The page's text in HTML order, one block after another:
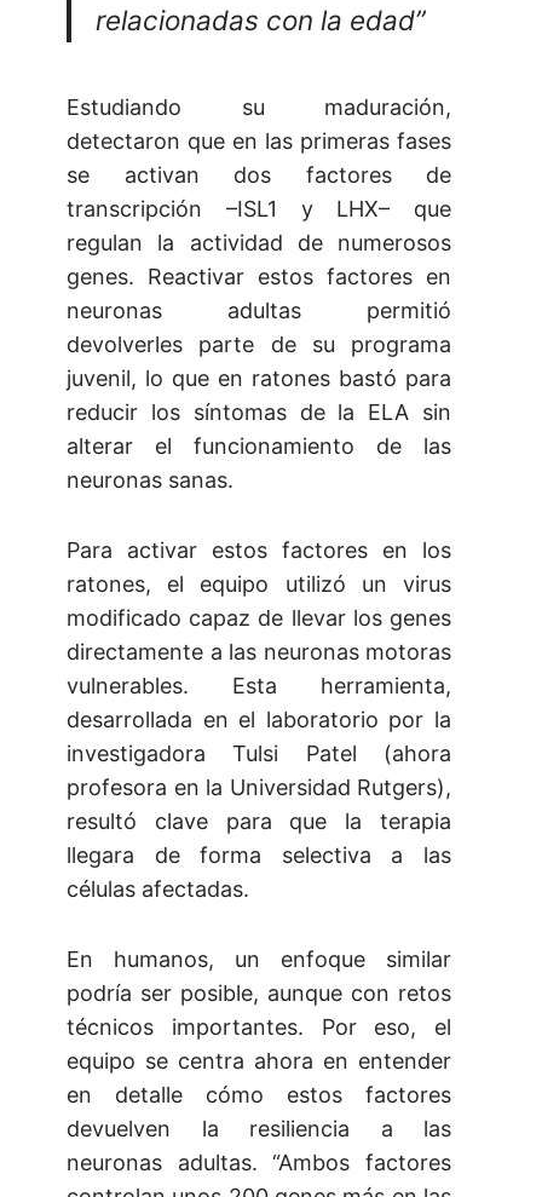
relacionadas con la edad”
Estudiando su maduración,
detectaron que en las primeras fases
se activan dos factores de
transcripción –ISL1 y LHX– que
regulan la actividad de numerosos
genes. Reactivar estos factores en
neuronas adultas permitió
devolverles parte de su programa
juvenil, lo que en ratones bastó para
reducir los síntomas de la ELA sin
alterar el funcionamiento de las
neuronas sanas.
Para activar estos factores en los
ratones, el equipo utilizó un virus
modificado capaz de llevar los genes
directamente a las neuronas motoras
vulnerables. Esta herramienta,
desarrollada en el laboratorio por la
investigadora Tulsi Patel (ahora
profesora en la Universidad Rutgers),
resultó clave para que la terapia
llegara de forma selectiva a las
células afectadas.
En humanos, un enfoque similar
podría ser posible, aunque con retos
técnicos importantes. Por eso, el
equipo se centra ahora en entender
en detalle cómo estos factores
devuelven la resiliencia a las
neuronas adultas. “Ambos factores